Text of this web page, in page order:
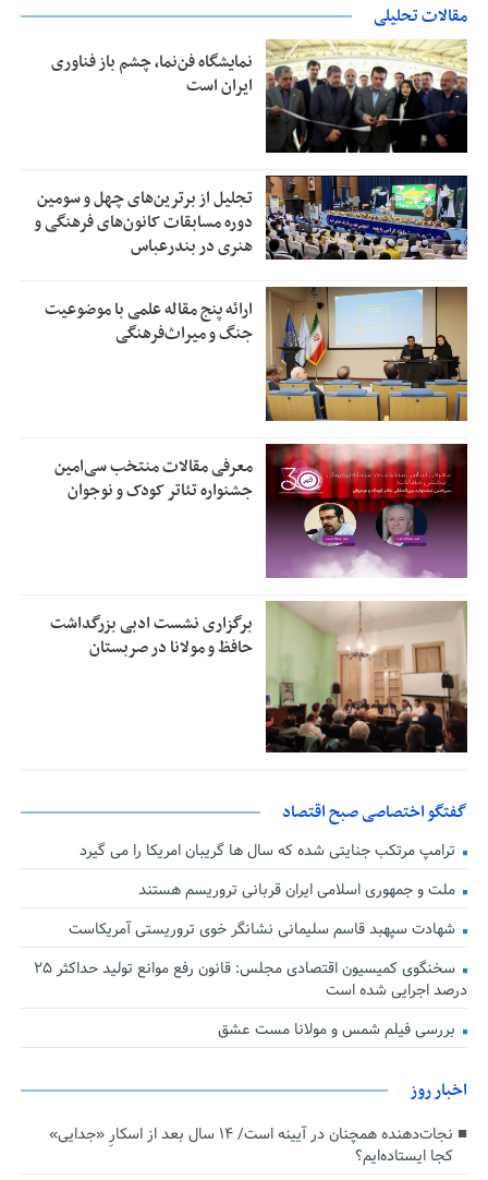
مقالات تحلیلی
نمایشگاه فن‌نما، چشم باز فناوری
ایران است
تجلیل از بر‌ترین‌های چهل و سومین
دوره مسابقات کانون‌های فرهنگی و
هنری در بندرعباس
ارائه پنج مقاله علمی با موضوعیت
جنگ و میراث‌فرهنگی
معرفی مقالات منتخب سی‌امین
جشنواره تئاتر کودک و نوجوان
برگزاری نشست ادبی بزرگداشت
حافظ و مولانا در صربستان
گفتگو اختصاصی صبح اقتصاد
ترامپ مرتکب جنایتی شده که سال ها گریبان امریکا را می گیرد
ملت و جمهوری اسلامی ایران قربانی تروریسم هستند
شهادت سپهبد قاسم سلیمانی نشانگر خوی تروریستی آمریکاست
سخنگوی کمیسیون اقتصادی مجلس: قانون رفع موانع تولید حداکثر ۲۵
درصد اجرایی شده است
بررسی فیلم شمس و مولانا مست عشق
اخبار روز
نجات‌دهنده‌ همچنان در آیینه است/ ۱۴ سال بعد از اسکارِ «جدایی»
کجا ایستاده‌ایم؟